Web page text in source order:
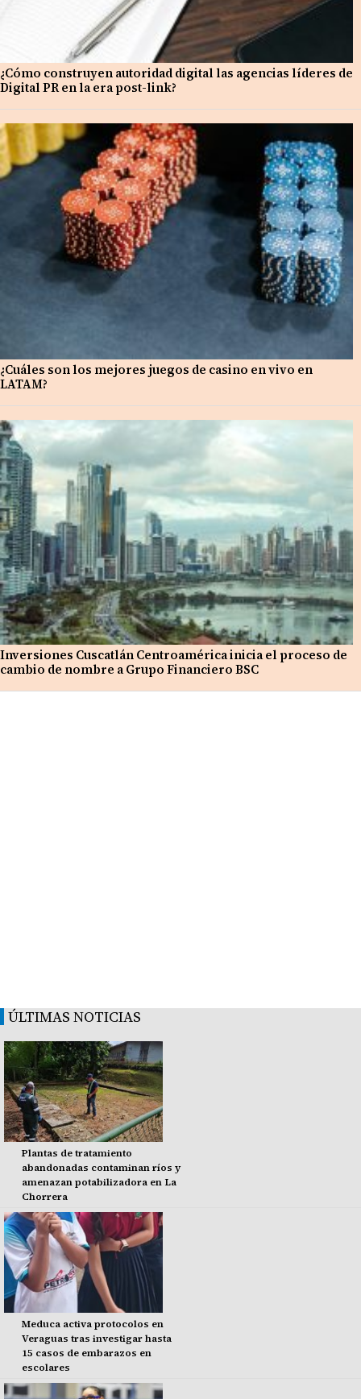
¿Cómo construyen autoridad digital las agencias líderes de
Digital PR en la era post-link?
¿Cuáles son los mejores juegos de casino en vivo en
LATAM?
Inversiones Cuscatlán Centroamérica inicia el proceso de
cambio de nombre a Grupo Financiero BSC
ÚLTIMAS NOTICIAS
Plantas de tratamiento
abandonadas contaminan ríos y
amenazan potabilizadora en La
Chorrera
Meduca activa protocolos en
Veraguas tras investigar hasta
15 casos de embarazos en
escolares